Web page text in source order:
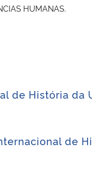
HUMANAS.
de História da
de